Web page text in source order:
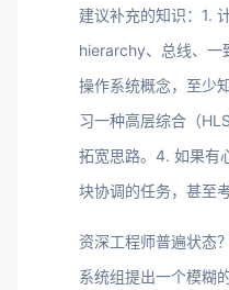
建议补充的知识：1.
hierarchy、总线、一
操作系统概念，至少
习一种高层综合（
拓宽思路。4. 如果有
块协调的任务，甚至
资深工程师普遍状态
系统组提出一个模糊